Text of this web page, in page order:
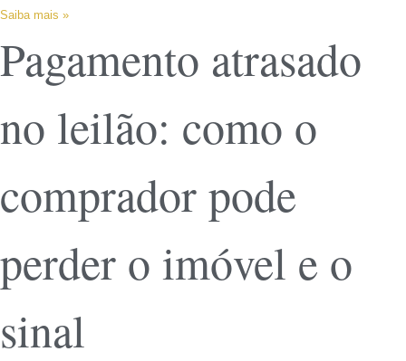
Saiba mais »
Pagamento atrasado
no leilão: como o
comprador pode
perder o imóvel e o
sinal